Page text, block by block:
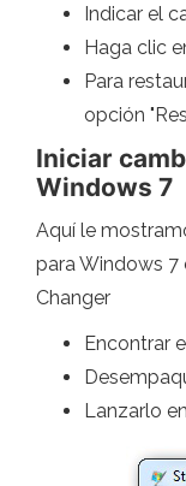
Indicar el
Haga clic
Para
opción
Iniciar
Windows 7
Aquí le
para Windows 7
Changer
Encontrar
Lanzarlo